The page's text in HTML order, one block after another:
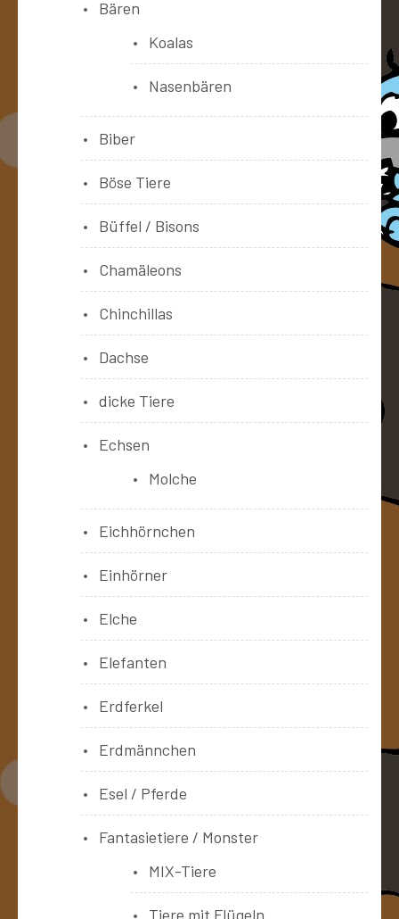
Bären
Koalas
Nasenbären
Biber
Böse Tiere
Büffel / Bisons
Chamäleons
Chinchillas
Dachse
dicke Tiere
Echsen
Molche
Eichhörnchen
Einhörner
Elche
Elefanten
Erdferkel
Erdmännchen
Esel / Pferde
Fantasietiere / Monster
MIX-Tiere
Tiere mit Flügeln